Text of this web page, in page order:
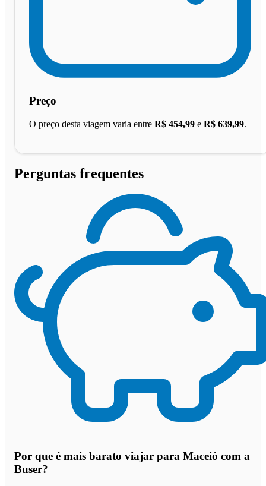
Preço
O preço desta viagem varia entre R$ 454,99 e R$ 639,99.
Perguntas frequentes
Por que é mais barato viajar para Maceió com a
Buser?